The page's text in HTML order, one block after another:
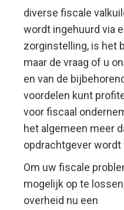
diverse fiscale
wordt ingehuurd via
zorginstelling, is het
maar de vraag of u
en van de
voordelen kunt
voor fiscaal
het algemeen meer
opdrachtgever wordt
Om uw fiscale
mogelijk op te
overheid nu een